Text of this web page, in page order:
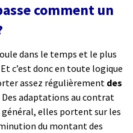
comment un
dans le temps et le plus
c’est donc en toute logique
assez régulièrement des
Des adaptations au contrat
elles portent sur les
du montant des